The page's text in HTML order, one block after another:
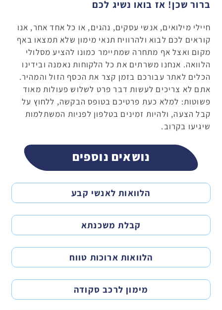
ברור שכן! אז בואו נשיג לכם
חיילי מילואים, אנשי עסקים, נהגים, או כל אחד אחר, אנו
קוראים לכם לבוא ולהרוויח תנאי מימון שלא תמצאו באף
מקום ואצל אף מתחרה שמתיימר כמונו להציע מסלולי
הלוואה. אנחנו משרתים את כל הלקוחות נאמנה ובידינו
הכלים לאתר עבורכם בזמן קצר את הכסף הזול והמהיר.
אתם לא צריכים לעשות דבר פרט לשלוש פעולות מאוד
פשוטות: למלא כעת פרטיכם בטופס הבקשה, ללחוץ על
קבל הצעה, ולהיות זמינים בטלפון לפניות המשתלמות
שיגיעו בקרוב.
נושאים נוספים
הלוואות לאנשי קבע
קבלת משכנתא
הלוואות ארוכות טווח
מימון לרכב סקודה